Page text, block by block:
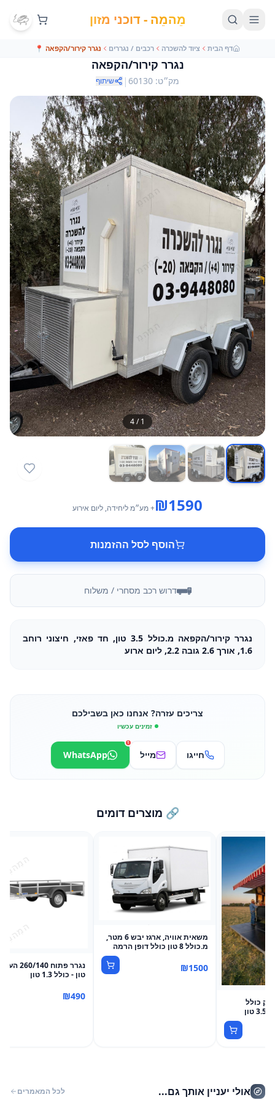
מֵהמֵה - דוכני מזון
דף הבית ציוד להשכרה רכבים / נגררים נגרר קירור/הקפאה 📍
נגרר קירור/הקפאה
מק״ט:
60130
| שיתוף
1
/
4
₪1590 + מע״מליחידה, ליום אירוע
הוסף לסל ההזמנות
דרוש רכב מסחרי / משלוח
נגרר קירור/הקפאה מ.כולל 3.5 טון, חד פאזי, חיצוני רוחב
1.6, אורך 2.6 גובה 2.2, ליום ארוע
צריכים עזרה? אנחנו כאן בשבילכם
זמינים עכשיו
חייגו מייל WhatsApp
1
🔗 מוצרים דומים
כולל
משאית אוויה, ארגז יבש 6 מטר,
מ.כולל 8 טון כולל דופן הרמה
₪1500
טון - כולל 1.3 טון
₪490
אולי יעניין אותך גם... לכל המאמרים